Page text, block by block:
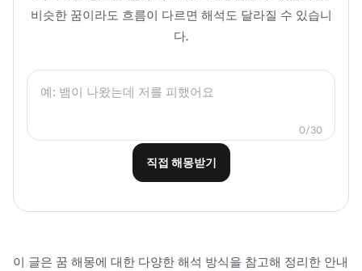
비슷한 꿈이라도 흐름이 다르면 해석도 달라질 수 있습니
다.
0/30
직접 해몽받기
이 글은 꿈 해몽에 대한 다양한 해석 방식을 참고해 정리한 안내